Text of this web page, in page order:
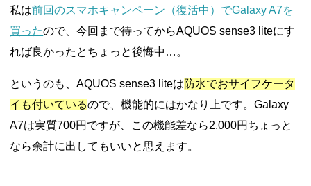
私は前回のスマホキャンペーン（復活中）でGalaxy A7を
買ったので、今回まで待ってからAQUOS sense3 liteにす
れば良かったとちょっと後悔中…。
というのも、AQUOS sense3 liteは防水でおサイフケータ
イも付いているので、機能的にはかなり上です。Galaxy
A7は実質700円ですが、この機能差なら2,000円ちょっと
なら余計に出してもいいと思えます。